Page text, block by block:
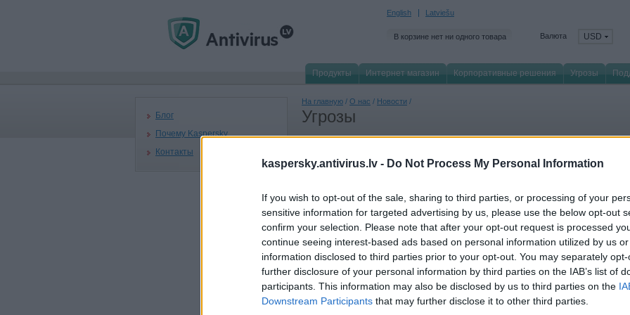
kaspersky.antivirus.lv - Do Not Process My Personal Information
If you wish to opt-out of the sale, sharing to third parties, or processing of your
sensitive information for targeted advertising by us, please use the below opt-out
confirm your selection. Please note that after your opt-out request is processed
continue seeing interest-based ads based on personal information utilized by us
information disclosed to third parties prior to your opt-out. You may separately
further disclosure of your personal information by third parties on the IAB’s list of
participants. This information may also be disclosed by us to third parties on the
Downstream Participants that may further disclose it to other third parties.
English Latviešu
В корзине нет ни одного товара Валюта USD
Продукты Интернет магазин Корпоративные решения Угрозы
Блог
Почему Kaspersky
Контакты
На главную / О нас / Новости /
Угрозы
Все Угрозы Продукты Бизнес События
23 декабря 2021
В 2021 году решения компании Kaspersky в среднем обнаруживали ежедневно
В 2021 году решения компании Kaspersky обнаруживали* в среднем 380 тысяч
5,7% больше по сравнению с 2020 годом.
14 октября 2021
Обновите Windows: компания Kaspersky обнаружила новую уязвимость
Эксперты компании Kaspersky обнаружили новый эксплойт нулевого дня для
CVE-2021-40449 закрыта: исправление для неё выпущено 12 октября 2021 года.